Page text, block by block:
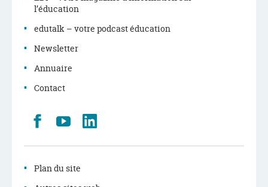
l’éducation
edutalk – votre podcast éducation
Newsletter
Annuaire
Contact
Retrouvez
nous
Youtube
Plan du site